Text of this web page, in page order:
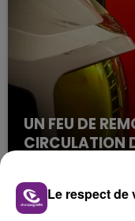
UN FEU DE
CIRCULATION
Un feu de
fin de matinée sur
Le respect de